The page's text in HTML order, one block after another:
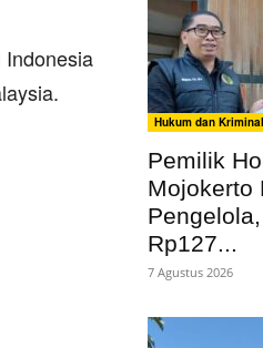
Indonesia
Hukum dan Kriminal
Pemilik
Mojokerto
Rp127...
7 Agustus 2026